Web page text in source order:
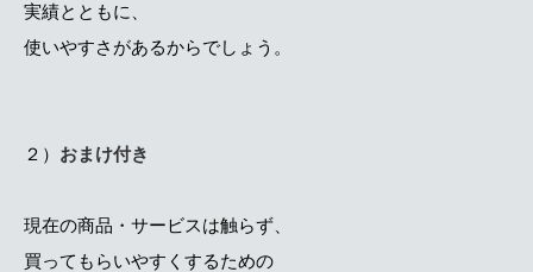
実績とともに、
使いやすさがあるからでしょう。
２） おまけ付き
現在の商品・サービスは触らず、
買ってもらいやすくするための